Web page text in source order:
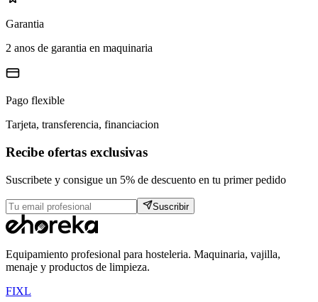
Garantia
2 anos de garantia en maquinaria
Pago flexible
Tarjeta, transferencia, financiacion
Recibe ofertas exclusivas
Suscribete y consigue un 5% de descuento en tu primer pedido
Suscribir
Equipamiento profesional para hosteleria. Maquinaria, vajilla,
menaje y productos de limpieza.
FIXL